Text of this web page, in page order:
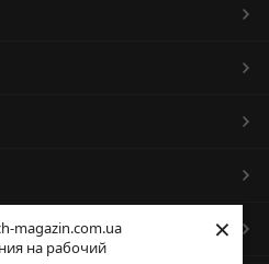
magazin.com.ua
на рабочий
×